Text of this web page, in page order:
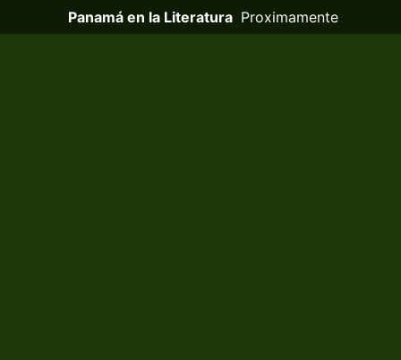
Panamá en la Literatura Proximamente